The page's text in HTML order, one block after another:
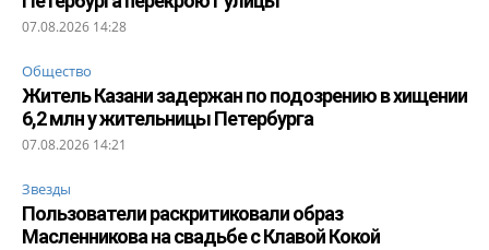
07.08.2026 14:28
Общество
Житель Казани задержан по подозрению в хищении
6,2 млн у жительницы Петербурга
07.08.2026 14:21
Звезды
Пользователи раскритиковали образ
Масленникова на свадьбе с Клавой Кокой